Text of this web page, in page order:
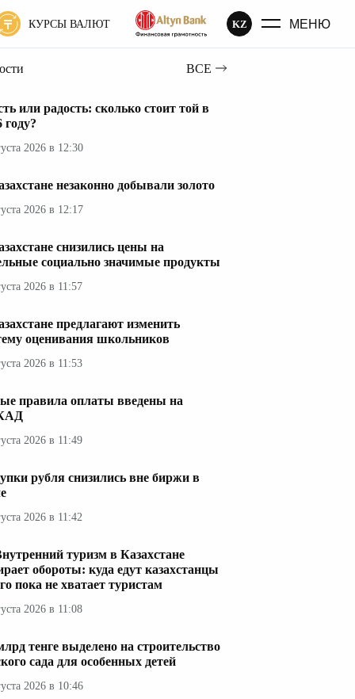
КУРСЫ ВАЛЮТ KZ МЕНЮ
ВСЕ
или радость: сколько стоит той в
году?
2026 в 12:30
незаконно добывали золото
2026 в 12:17
снизились цены на
социально значимые продукты
2026 в 11:57
предлагают изменить
оценивания школьников
2026 в 11:53
правила оплаты введены на
2026 в 11:49
рубля снизились вне биржи в
2026 в 11:42
туризм в Казахстане
обороты: куда едут казахстанцы
пока не хватает туристам
2026 в 11:08
тенге выделено на строительство
сада для особенных детей
2026 в 10:46